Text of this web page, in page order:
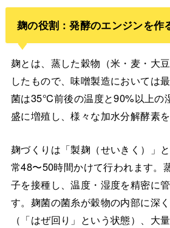
麹の役割：発酵のエンジンを作
麹とは、蒸した穀物（米・麦・大
したもので、味噌製造においては
菌は35℃前後の温度と90%以上の
盛に増殖し、様々な加水分解酵素を
麹づくりは「製麹（せいきく）」
常48〜50時間かけて行われます。
子を接種し、温度・湿度を精密に
す。麹菌の菌糸が穀物の内部に深
（「はぜ回り」という状態）、大